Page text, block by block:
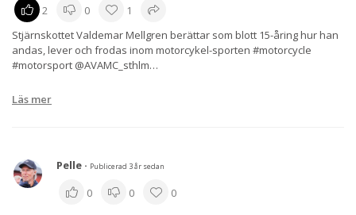
2 0
1
Stjärnskottet Valdemar Mellgren berättar som blott 15-åring hur han
andas, lever och frodas inom motorcykel-sporten #motorcycle
#motorsport @AVAMC_sthlm
Läs mer
Pelle · Publicerad 3 år sedan
0 0
0